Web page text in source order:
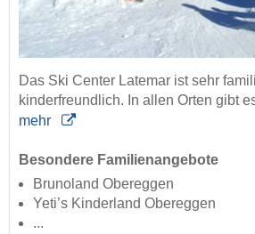
Das Ski Center Latemar ist sehr
kinderfreundlich. In allen Orten gibt
mehr
Besondere Familienangebote
Brunoland Obereggen
Yeti’s Kinderland Obereggen
...